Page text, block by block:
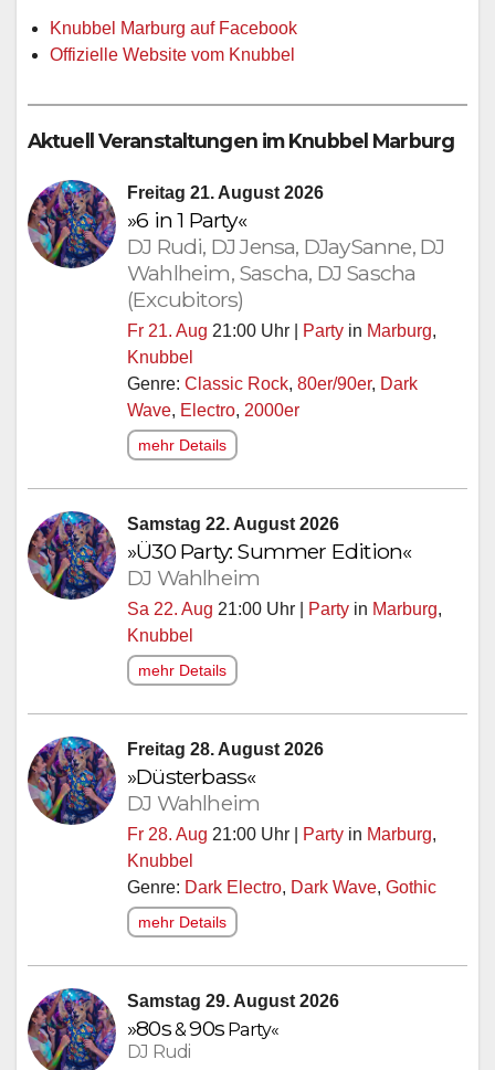
Knubbel Marburg auf Facebook
Offizielle Website vom Knubbel
Aktuell Veranstaltungen im Knubbel Marburg
Freitag 21. August 2026
»6 in 1 Party«
DJ Rudi, DJ Jensa, DJaySanne, DJ
Wahlheim, Sascha, DJ Sascha
(Excubitors)
Fr 21. Aug 21:00 Uhr | Party in Marburg,
Knubbel
Genre: Classic Rock, 80er/90er, Dark
Wave, Electro, 2000er
mehr Details
Samstag 22. August 2026
»Ü30 Party: Summer Edition«
DJ Wahlheim
Sa 22. Aug 21:00 Uhr | Party in Marburg,
Knubbel
mehr Details
Freitag 28. August 2026
»Düsterbass«
DJ Wahlheim
Fr 28. Aug 21:00 Uhr | Party in Marburg,
Knubbel
Genre: Dark Electro, Dark Wave, Gothic
mehr Details
Samstag 29. August 2026
»80s&90s Party«
DJ Rudi